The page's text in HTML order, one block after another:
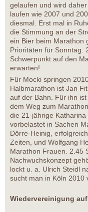
gelaufen und wird
laufen wie 2007 und
diesmal. Erst mal in
die Stimmung an der
ein Bier beim Marathon
Prioritäten für Sonntag.
Schwerpunkt auf den
erwarten!
Für Mocki springen
Halbmarathon ist Jan
auf der Bahn. Für ihn
dem Weg zum
die 21-jährige
vorbelastet in Sachen
Dörre-Heinig,
Zeiten, und Wolfgang
Marathon Frauen. 2.45
Nachwuchskonzept
lockt u. a. Ulrich Steidl
sucht man in Köln 2010
Wiedervereinigung